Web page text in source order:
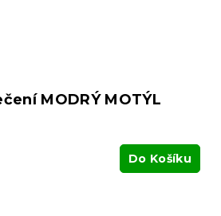
MODRÝ MOTÝL
Do Košíku